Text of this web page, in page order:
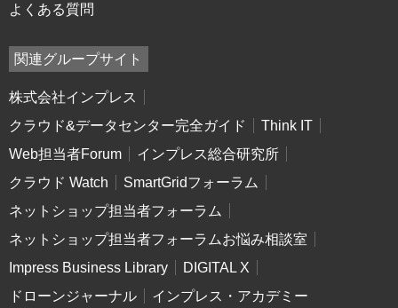
よくある質問
関連グループサイト
株式会社インプレス
クラウド&データセンター完全ガイド
Think IT
Web担当者Forum
インプレス総合研究所
クラウド Watch
SmartGridフォーラム
ネットショップ担当者フォーラム
ネットショップ担当者フォーラムお悩み相談室
Impress Business Library
DIGITAL X
ドローンジャーナル
インプレス・アカデミー